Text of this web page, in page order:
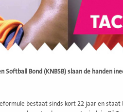
Softball Bond (KNBSB) slaan de handen
bestaat sinds kort 22 jaar en